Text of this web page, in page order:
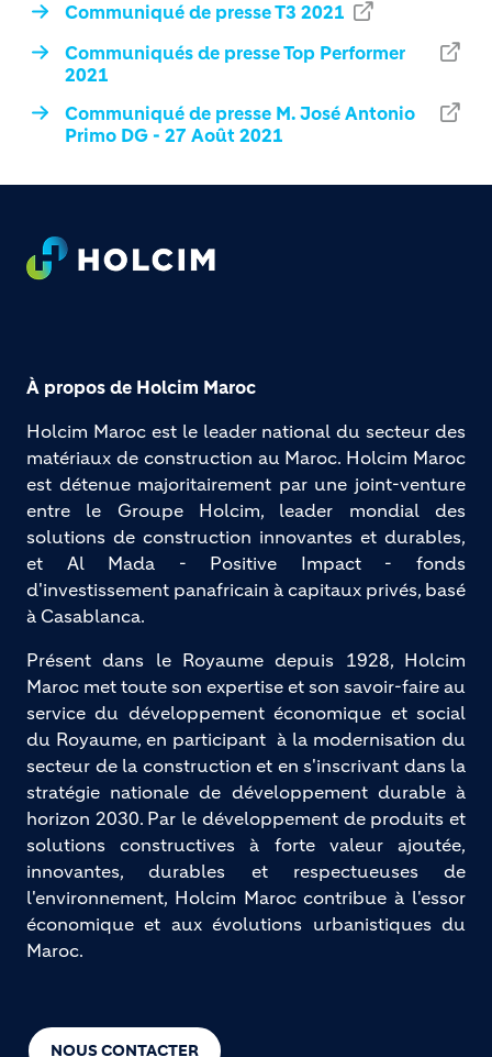
Communiqué de presse T3 2021
Communiqués de presse Top Performer
2021
Communiqué de presse M. José Antonio
Primo DG - 27 Août 2021
Footer
NOUS CONTACTER
À propos de Holcim Maroc
Holcim Maroc est le leader national du secteur des
matériaux de construction au Maroc. Holcim Maroc
est détenue majoritairement par une joint-venture
entre le Groupe Holcim, leader mondial des
solutions de construction innovantes et durables,
et Al Mada - Positive Impact - fonds
d'investissement panafricain à capitaux privés, basé
à Casablanca.
Présent dans le Royaume depuis 1928, Holcim
Maroc met toute son expertise et son savoir-faire au
service du développement économique et social
du Royaume, en participant à la modernisation du
secteur de la construction et en s'inscrivant dans la
stratégie nationale de développement durable à
horizon 2030. Par le développement de produits et
solutions constructives à forte valeur ajoutée,
innovantes, durables et respectueuses de
l'environnement, Holcim Maroc contribue à l'essor
économique et aux évolutions urbanistiques du
Maroc.